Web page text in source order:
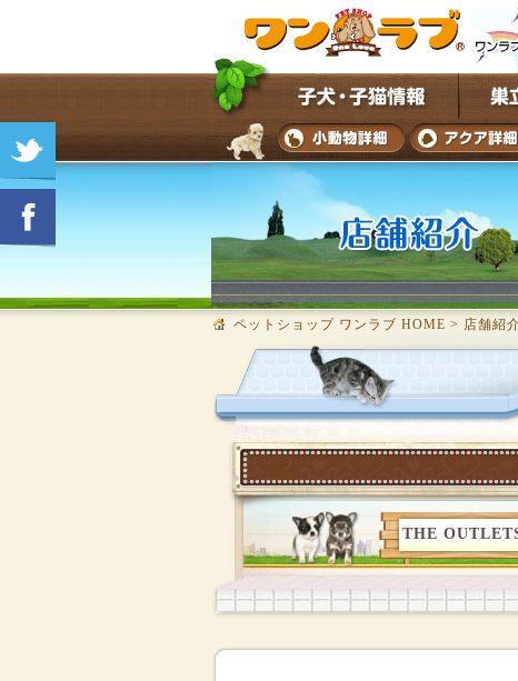
ペットショップ ワンラブ HOME > 店舗紹
THE